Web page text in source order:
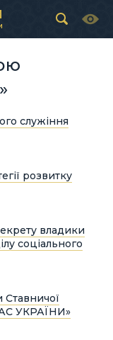
служіння
розвитку
владики
соціального
Ставничої
УКРАЇНИ»